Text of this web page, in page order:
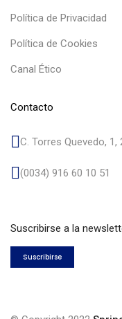
Política de Privacidad
Política de Cookies
Canal Ético
Contacto
C. Torres Quevedo, 1,
(0034) 916 60 10 51
Suscribirse a la
Suscribirse